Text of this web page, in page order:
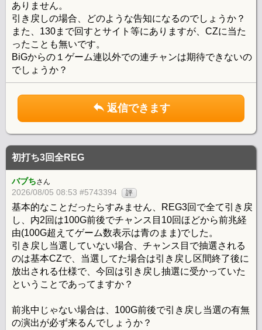
ありません。
引き戻しの場合、どのような告知になるのでしょうか？
また、130まで回すとサイト等にありますが、CZに当た
ったことも無いです。
BiGからの１ゲーム連以外での連チャンは期待できないの
でしょうか？
返信できます
初打ち3回全REG
バブちさん
2026/08/05 08:53 #5743394 評
基本的なことだったらすみません、REG3回で全て引き戻
し、内2回は100G前後でチャンス目10回ほどから前兆経
由(100G超えてゲーム数表示は青のまま)でした。
引き戻し当選していない場合、チャンス目で抽選される
のは基本CZで、当選してた場合は引き戻し区間終了後に
放出される仕様で、今回は引き戻し抽選に受かっていた
ということであってますか？
前兆中じゃない場合は、100G前後で引き戻し当選の有無
の演出が必ず来るんでしょうか？